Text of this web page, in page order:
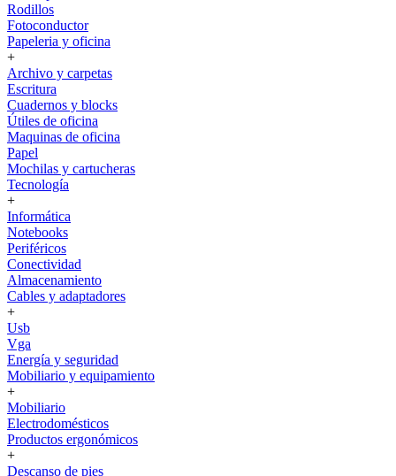
Rodillos
Fotoconductor
Papeleria y oficina
+
Archivo y carpetas
Escritura
Cuadernos y blocks
Útiles de oficina
Maquinas de oficina
Papel
Mochilas y cartucheras
Tecnología
+
Informática
Notebooks
Periféricos
Conectividad
Almacenamiento
Cables y adaptadores
+
Usb
Vga
Energía y seguridad
Mobiliario y equipamiento
+
Mobiliario
Electrodomésticos
Productos ergonómicos
+
Descanso de pies